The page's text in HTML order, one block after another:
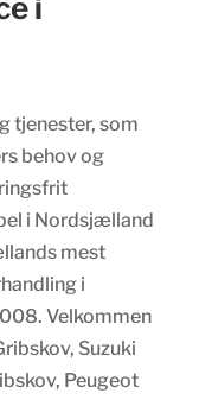
i
tjenester, som
behov og
i Nordsjælland
mest
i
Velkommen
Suzuki
Peugeot